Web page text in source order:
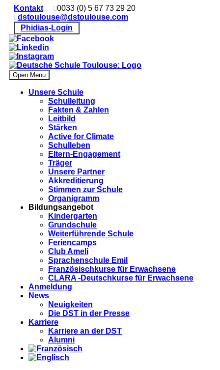
Kontakt
0033 (0) 5 67 73 29 20
dstoulouse@dstoulouse.com
Phidias-Login
Open Menu
Unsere Schule
Schulleitung
Fakten & Zahlen
Leitbild
Stärken
Active for Climate
Schulleben
Eltern-Engagement
Träger
Unsere Partner
Akkre­di­tier­ung
Stimmen zur Schule
Organigramm
Bildungsangebot
Kindergarten
Grundschule
Weiterführende Schule
Feriencamps
Club Ameli
Sprachenschule Emil
Französischkurse für Erwachsene
CLARA -Deutschkurse für Erwachsene
Anmeldung
News
Neuigkeiten
Die DST in der Presse
Karriere
Karriere an der DST
Alumni